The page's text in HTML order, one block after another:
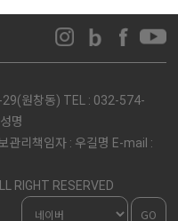
29(원창동) TEL : 032-574-
명
관리책임자 : 우길명 E-mail :
RIGHT RESERVED
GO